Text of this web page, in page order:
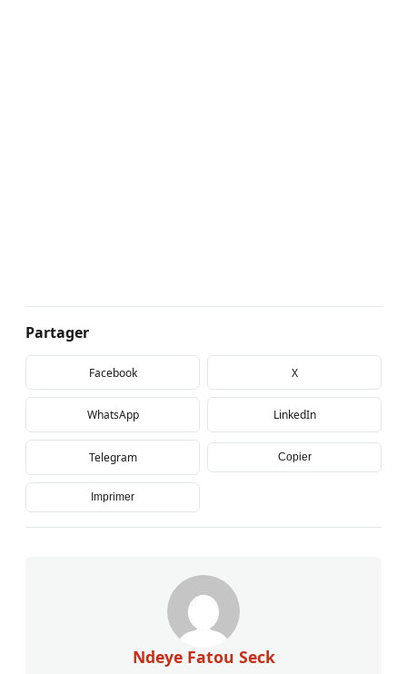
Partager
Facebook X
WhatsApp LinkedIn
Telegram Copier
Imprimer
Ndeye Fatou Seck